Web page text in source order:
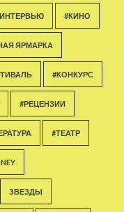
#КИНО
ЯРМАРКА
#КОНКУРС
#РЕЦЕНЗИИ
#ТЕАТР
ЗВЕЗДЫ